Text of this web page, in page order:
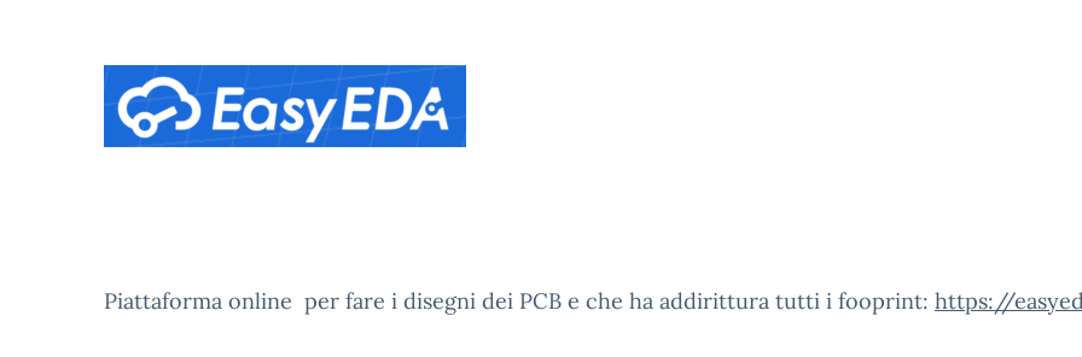
Piattaforma online per fare i disegni dei PCB e che ha addirittura tutti i fooprint: https://